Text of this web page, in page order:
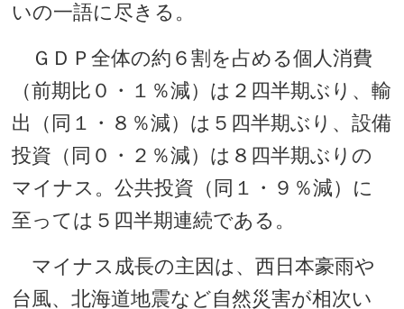
いの一語に尽きる。
ＧＤＰ全体の約６割を占める個人消費
（前期比０・１％減）は２四半期ぶり、輸
出（同１・８％減）は５四半期ぶり、設備
投資（同０・２％減）は８四半期ぶりの
マイナス。公共投資（同１・９％減）に
至っては５四半期連続である。
マイナス成長の主因は、西日本豪雨や
台風、北海道地震など自然災害が相次い